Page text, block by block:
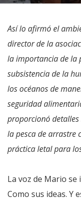
Así lo afirmó el
director de la
la importancia de la
subsistencia de la
los océanos de
seguridad
proporcionó
la pesca de arrastre
práctica letal para
La voz de Mario
Como sus ideas. Y